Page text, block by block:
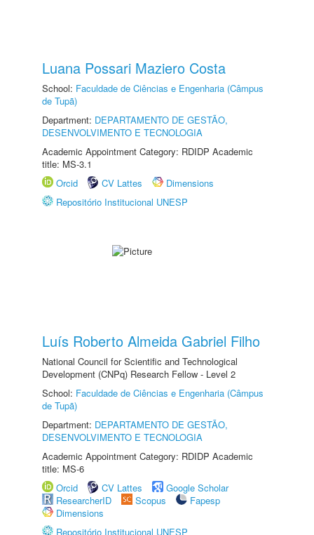
Luana Possari Maziero Costa
School: Faculdade de Ciências e Engenharia (Câmpus
de Tupã)
Department: DEPARTAMENTO DE GESTÃO,
DESENVOLVIMENTO E TECNOLOGIA
Academic Appointment Category: RDIDP Academic
title: MS-3.1
Orcid
CV Lattes
Dimensions
Repositório Institucional UNESP
Luís Roberto Almeida Gabriel Filho
National Council for Scientific and Technological
Development (CNPq) Research Fellow - Level 2
School: Faculdade de Ciências e Engenharia (Câmpus
de Tupã)
Department: DEPARTAMENTO DE GESTÃO,
DESENVOLVIMENTO E TECNOLOGIA
Academic Appointment Category: RDIDP Academic
title: MS-6
Orcid
CV Lattes
Google Scholar
ResearcherID
Scopus
Fapesp
Dimensions
Repositório Institucional UNESP